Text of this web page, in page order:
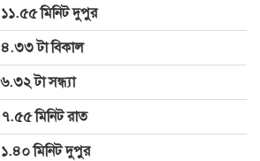
ঢাকার চারপাশের নদীদূষণ রোধে
কর্মপরিকল্পনার নির্দেশ
১১.৫৫ মিনিট দুপুর
৪.৩৩ টা বিকাল
৬.৩২ টা সন্ধ্যা
৭.৫৫ মিনিট রাত
১.৪০ মিনিট দুপুর